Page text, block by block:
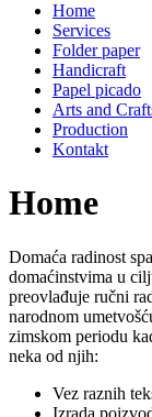
Home
Services
Folder paper
Handicraft
Papel picado
Arts and
Production
Kontakt
Home
Domaća radinost
domaćinstvima u
preovlađuje ručni
narodnom
zimskom periodu
neka od njih:
Vez raznih
Izrada